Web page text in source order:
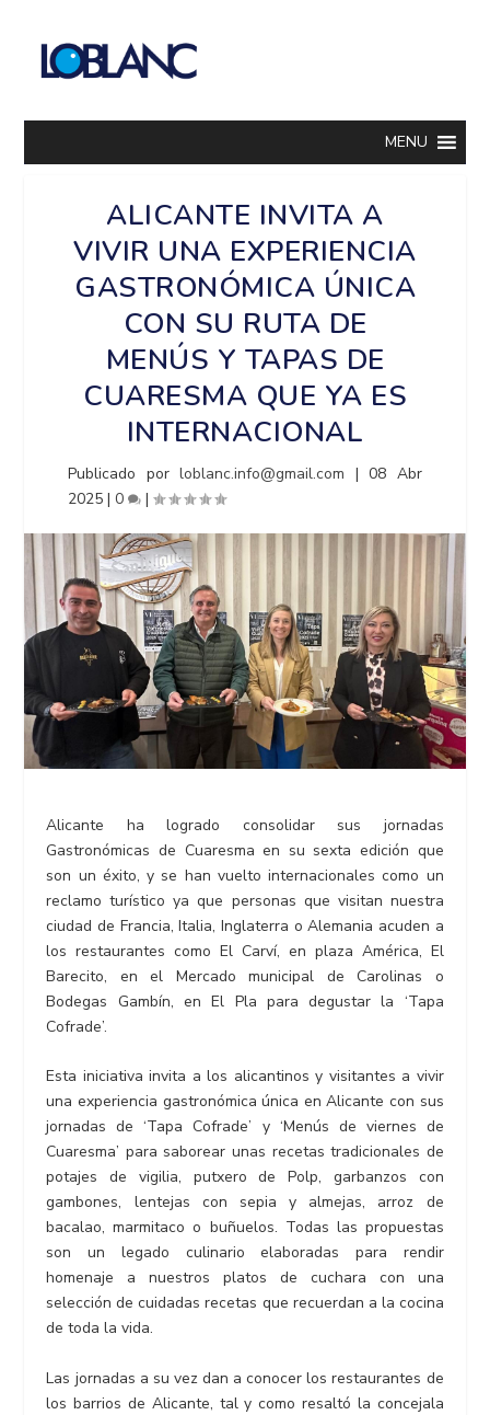
MENU
ALICANTE INVITA A
VIVIR UNA EXPERIENCIA
GASTRONÓMICA ÚNICA
CON SU RUTA DE
MENÚS Y TAPAS DE
CUARESMA QUE YA ES
INTERNACIONAL
Publicado porloblanc.info@gmail.com |08 Abr
2025 |0 |
Alicante ha logrado consolidar sus jornadas
Gastronómicas de Cuaresma en su sexta edición que
son un éxito, y se han vuelto internacionales como un
reclamo turístico ya que personas que visitan nuestra
ciudad de Francia, Italia, Inglaterra o Alemania acuden a
los restaurantes como El Carví, en plaza América, El
Barecito, en el Mercado municipal de Carolinas o
Bodegas Gambín, en El Pla para degustar la ‘Tapa
Cofrade’.
Esta iniciativa invita a los alicantinos y visitantes a vivir
una experiencia gastronómica única en Alicante con sus
jornadas de ‘Tapa Cofrade’ y ‘Menús de viernes de
Cuaresma’ para saborear unas recetas tradicionales de
potajes de vigilia, putxero de Polp, garbanzos con
gambones, lentejas con sepia y almejas, arroz de
bacalao, marmitaco o buñuelos. Todas las propuestas
son un legado culinario elaboradas para rendir
homenaje a nuestros platos de cuchara con una
selección de cuidadas recetas que recuerdan a la cocina
de toda la vida.
Las jornadas a su vez dan a conocer los restaurantes de
los barrios de Alicante, tal y como resaltó la concejala